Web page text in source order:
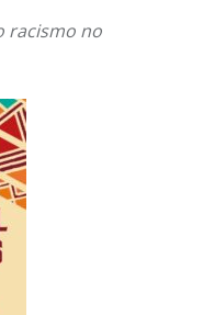
racismo no